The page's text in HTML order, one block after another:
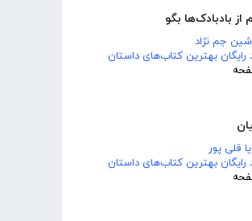
از بادبادک‌ها بگو
جم نژاد
رایگان بهترین کتاب‌های داستان
قلی پور
رایگان بهترین کتاب‌های داستان